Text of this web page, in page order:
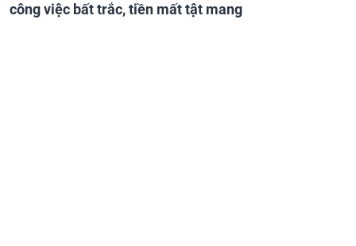
công việc bất trắc, tiền mất tật mang